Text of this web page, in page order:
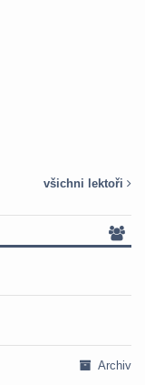
všichni lektoři
Archiv